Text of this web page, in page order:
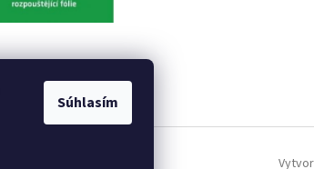
Súhlasím